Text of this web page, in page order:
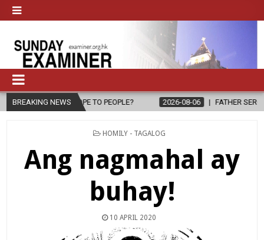
BREAKING NEWS
HOPE TO PEOPLE? 2026-08-06 FATHER SERGIO CHAVIRA
POSTED
HOMILY - TAGALOG
Ang nagmahal ay
buhay!
10 APRIL 2020